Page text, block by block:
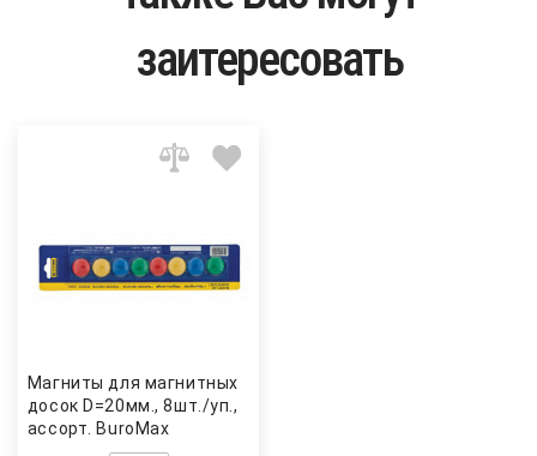
заитересовать
Магниты для магнитных
досок D=20мм., 8шт./уп.,
ассорт. BuroMax